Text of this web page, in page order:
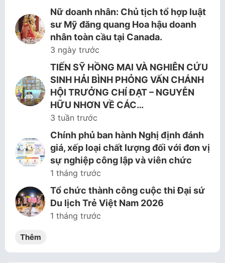
Nữ doanh nhân: Chủ tịch tổ hợp luật
sư Mỹ đăng quang Hoa hậu doanh
nhân toàn cầu tại Canada.
3 ngày trước
TIẾN SỸ HỒNG MAI VÀ NGHIÊN CỨU
SINH HẢI BÌNH PHỎNG VẤN CHÁNH
HỘI TRƯỞNG CHÍ ĐẠT – NGUYỄN
HỮU NHƠN VỀ CÁC…
3 tuần trước
Chính phủ ban hành Nghị định đánh
giá, xếp loại chất lượng đối với đơn vị
sự nghiệp công lập và viên chức
1 tháng trước
Tổ chức thành công cuộc thi Đại sứ
Du lịch Trẻ Việt Nam 2026
1 tháng trước
Thêm